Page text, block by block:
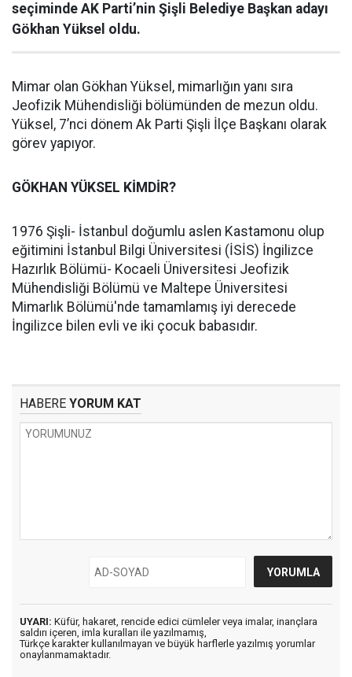
seçiminde AK Parti’nin Şişli Belediye Başkan adayı
Gökhan Yüksel oldu.
Mimar olan Gökhan Yüksel, mimarlığın yanı sıra
Jeofizik Mühendisliği bölümünden de mezun oldu.
Yüksel, 7’nci dönem Ak Parti Şişli İlçe Başkanı olarak
görev yapıyor.
GÖKHAN YÜKSEL KİMDİR?
1976 Şişli- İstanbul doğumlu aslen Kastamonu olup
eğitimini İstanbul Bilgi Üniversitesi (İSİS) İngilizce
Hazırlık Bölümü- Kocaeli Üniversitesi Jeofizik
Mühendisliği Bölümü ve Maltepe Üniversitesi
Mimarlık Bölümü'nde tamamlamış iyi derecede
İngilizce bilen evli ve iki çocuk babasıdır.
HABERE YORUM KAT
UYARI: Küfür, hakaret, rencide edici cümleler veya imalar, inançlara
saldırı içeren, imla kuralları ile yazılmamış,
Türkçe karakter kullanılmayan ve büyük harflerle yazılmış yorumlar
onaylanmamaktadır.